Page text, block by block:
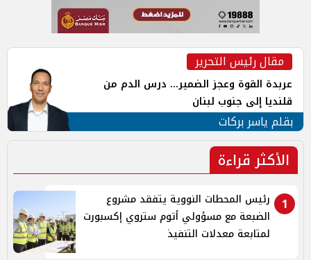
مقال رئيس التحرير
عربدة القوة وعجز الضمير... درس الدم من
قلنديا إلى جنوب لبنان
بقلم ياسر بركات
الأكثر قراءة
1
رئيس المحطات النووية يتفقد مشروع
الضبعة مع مسؤولي أتوم ستروي إكسبورت
لمتابعة معدلات التنفيذ